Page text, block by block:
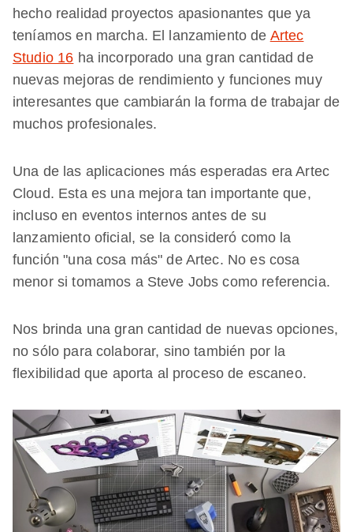
hecho realidad proyectos apasionantes que ya
teníamos en marcha. El lanzamiento de Artec
Studio 16 ha incorporado una gran cantidad de
nuevas mejoras de rendimiento y funciones muy
interesantes que cambiarán la forma de trabajar de
muchos profesionales.
Una de las aplicaciones más esperadas era Artec
Cloud. Esta es una mejora tan importante que,
incluso en eventos internos antes de su
lanzamiento oficial, se la consideró como la
función "una cosa más" de Artec. No es cosa
menor si tomamos a Steve Jobs como referencia.
Nos brinda una gran cantidad de nuevas opciones,
no sólo para colaborar, sino también por la
flexibilidad que aporta al proceso de escaneo.